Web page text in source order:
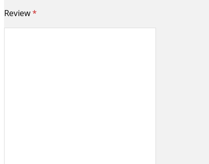
Review*